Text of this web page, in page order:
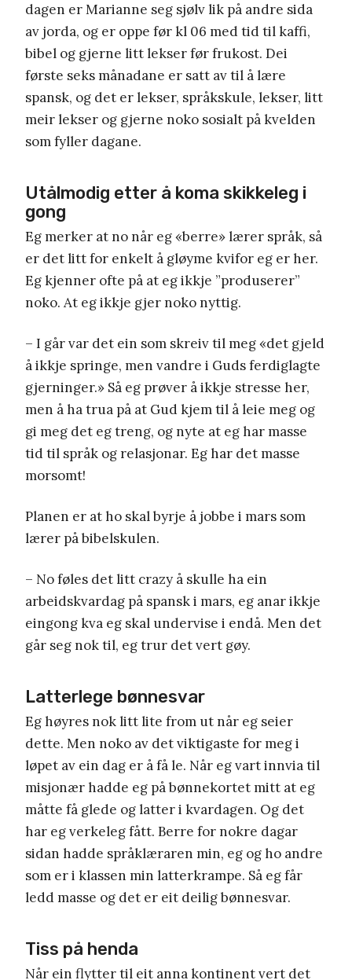
dagen er Marianne seg sjølv lik på andre sida
av jorda, og er oppe før kl 06 med tid til kaffi,
bibel og gjerne litt lekser før frukost. Dei
første seks månadane er satt av til å lære
spansk, og det er lekser, språkskule, lekser, litt
meir lekser og gjerne noko sosialt på kvelden
som fyller dagane.
Utålmodig etter å koma skikkeleg i
gong
Eg merker at no når eg «berre» lærer språk, så
er det litt for enkelt å gløyme kvifor eg er her.
Eg kjenner ofte på at eg ikkje ”produserer”
noko. At eg ikkje gjer noko nyttig.
– I går var det ein som skreiv til meg «det gjeld
å ikkje springe, men vandre i Guds ferdiglagte
gjerninger.» Så eg prøver å ikkje stresse her,
men å ha trua på at Gud kjem til å leie meg og
gi meg det eg treng, og nyte at eg har masse
tid til språk og relasjonar. Eg har det masse
morsomt!
Planen er at ho skal byrje å jobbe i mars som
lærer på bibelskulen.
– No føles det litt crazy å skulle ha ein
arbeidskvardag på spansk i mars, eg anar ikkje
eingong kva eg skal undervise i endå. Men det
går seg nok til, eg trur det vert gøy.
Latterlege bønnesvar
Eg høyres nok litt lite from ut når eg seier
dette. Men noko av det viktigaste for meg i
løpet av ein dag er å få le. Når eg vart innvia til
misjonær hadde eg på bønnekortet mitt at eg
måtte få glede og latter i kvardagen. Og det
har eg verkeleg fått. Berre for nokre dagar
sidan hadde språklæraren min, eg og ho andre
som er i klassen min latterkrampe. Så eg får
ledd masse og det er eit deilig bønnesvar.
Tiss på henda
Når ein flytter til eit anna kontinent vert det